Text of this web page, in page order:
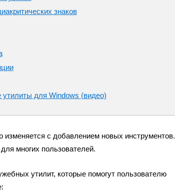
знаков
для Windows (видео)
изменяется с добавлением новых инструментов.
многих пользователей.
утилит, которые помогут пользователю